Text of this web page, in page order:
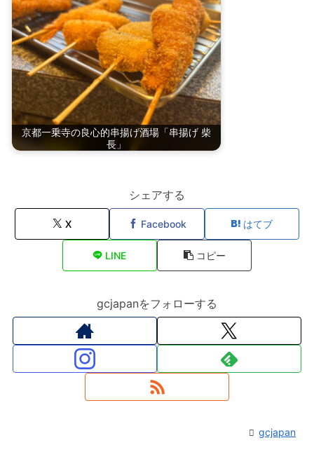
京都一乗寺の良心的串揚げ酒場「串揚げ 柴
長」
シェアする
X Facebook はてブ
LINE コピー
gcjapanをフォローする
gcjapan